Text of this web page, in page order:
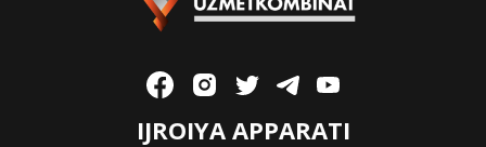
IJROIYA APPARATI